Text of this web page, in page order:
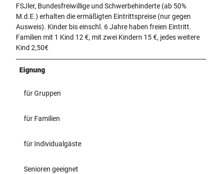
FSJler, Bundesfreiwillige und Schwerbehinderte (ab 50%
M.d.E.) erhalten die ermäßigten Eintrittspreise (nur gegen
Ausweis). Kinder bis einschl. 6 Jahre haben freien Eintritt.
Familien mit 1 Kind 12 €, mit zwei Kindern 15 €, jedes weitere
Kind 2,50€
Eignung
für Gruppen
für Familien
für Individualgäste
Senioren geeignet